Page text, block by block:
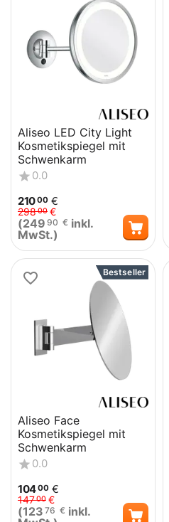
Aliseo LED City Light
Kosmetikspiegel mit
Schwenkarm
0.0
21000 €
29800 €
(249 90 € inkl.
MwSt.)
Bestseller
Aliseo Face
Kosmetikspiegel mit
Schwenkarm
0.0
10400 €
14700 €
(123 76 € inkl.